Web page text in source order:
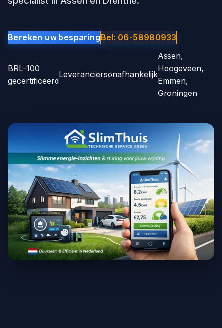
Bereken uw besparingBel: 06-58980933
BRL-100
gecertificeerd
Leveranciersonafhankelijk
Assen,
Hoogeveen,
Emmen,
Groningen